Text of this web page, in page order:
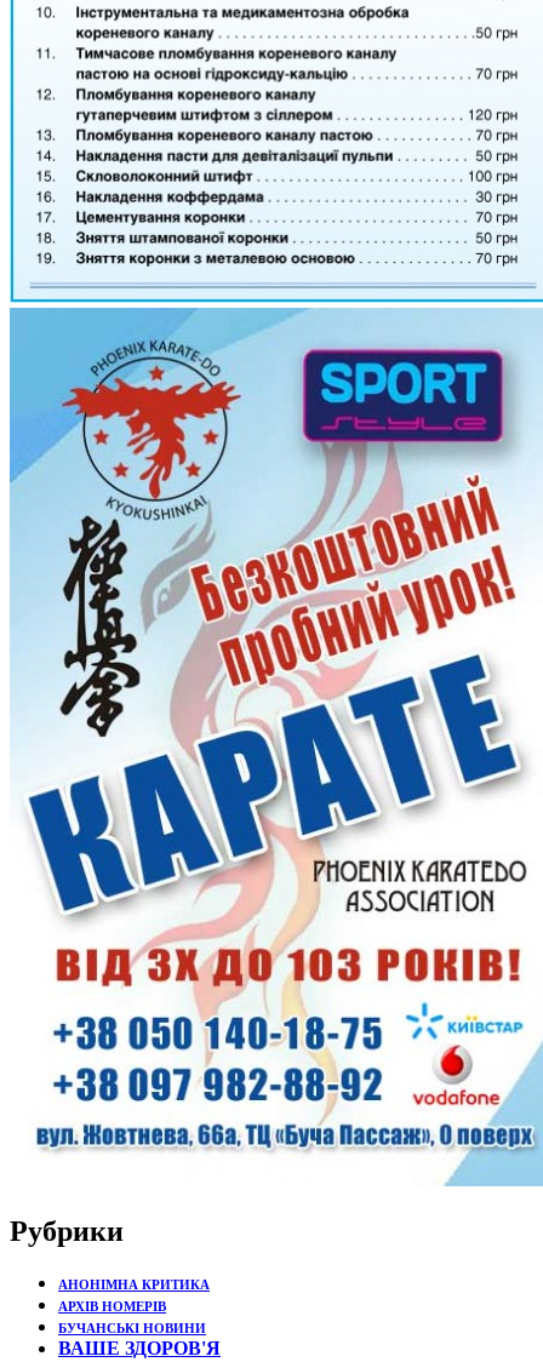
Рубрики
АНОНІМНА КРИТИКА
АРХІВ НОМЕРІВ
БУЧАНСЬКІ НОВИНИ
ВАШЕ ЗДОРОВ'Я